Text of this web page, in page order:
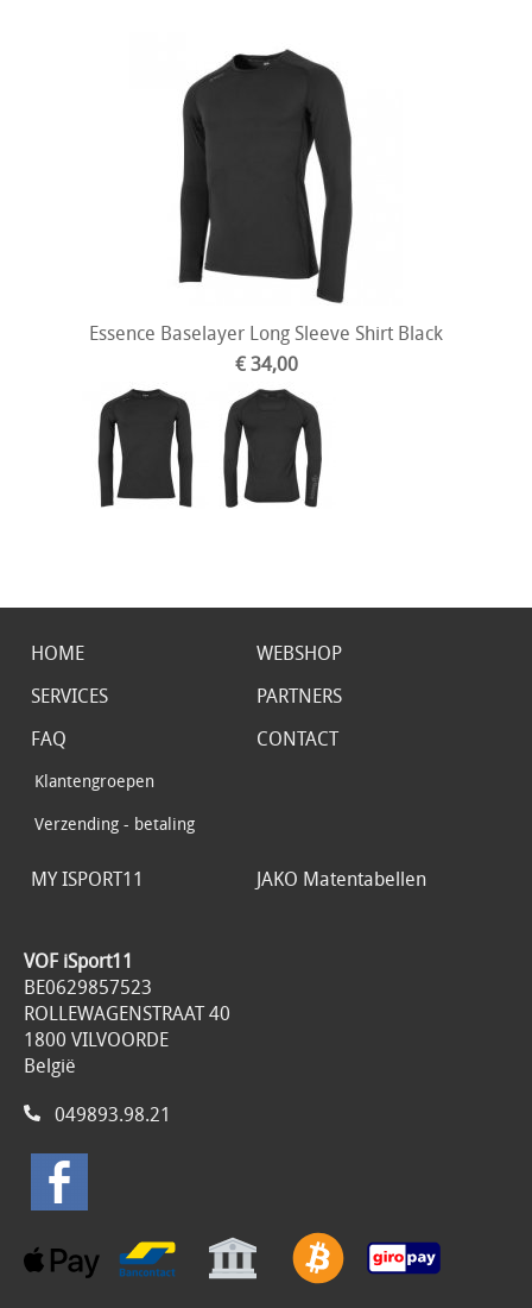
Essence Baselayer Long Sleeve Shirt Black
€ 34,00
HOME
WEBSHOP
SERVICES
PARTNERS
FAQ
Klantengroepen
Verzending - betaling
CONTACT
MY ISPORT11 JAKO Matentabellen
VOF iSport11
BE0629857523
ROLLEWAGENSTRAAT 40
1800 VILVOORDE
België
049893.98.21